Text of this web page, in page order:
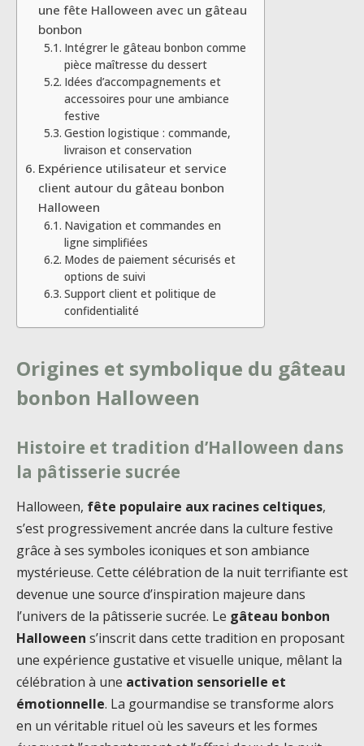
une fête Halloween avec un gâteau
bonbon
Intégrer le gâteau bonbon comme
pièce maîtresse du dessert
Idées d’accompagnements et
accessoires pour une ambiance
festive
Gestion logistique : commande,
livraison et conservation
Expérience utilisateur et service
client autour du gâteau bonbon
Halloween
Navigation et commandes en
ligne simplifiées
Modes de paiement sécurisés et
options de suivi
Support client et politique de
confidentialité
Origines et symbolique du gâteau
bonbon Halloween
Histoire et tradition d’Halloween dans
la pâtisserie sucrée
Halloween, fête populaire aux racines celtiques,
s’est progressivement ancrée dans la culture festive
grâce à ses symboles iconiques et son ambiance
mystérieuse. Cette célébration de la nuit terrifiante est
devenue une source d’inspiration majeure dans
l’univers de la pâtisserie sucrée. Le gâteau bonbon
Halloween s’inscrit dans cette tradition en proposant
une expérience gustative et visuelle unique, mêlant la
célébration à une activation sensorielle et
émotionnelle. La gourmandise se transforme alors
en un véritable rituel où les saveurs et les formes